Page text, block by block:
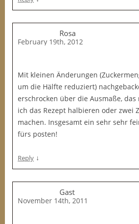
Rosa
February 19th, 2012
Mit kleinen Änderungen
um die Hälfte reduziert)
erschrocken über die Ausmaße,
ich das Rezept halbieren oder zwei
machen. Insgesamt ein sehr sehr
fürs posten!
Reply ↓
Gast
November 14th, 2011